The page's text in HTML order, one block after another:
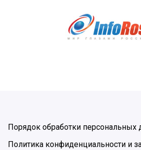
Порядок обработки персональных
Политика конфиденциальности и